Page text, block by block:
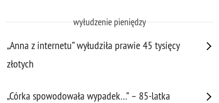
wyłudzenie pieniędzy
„Anna z internetu” wyłudziła prawie 45 tysięcy
złotych
„Córka spowodowała wypadek…” – 85-latka